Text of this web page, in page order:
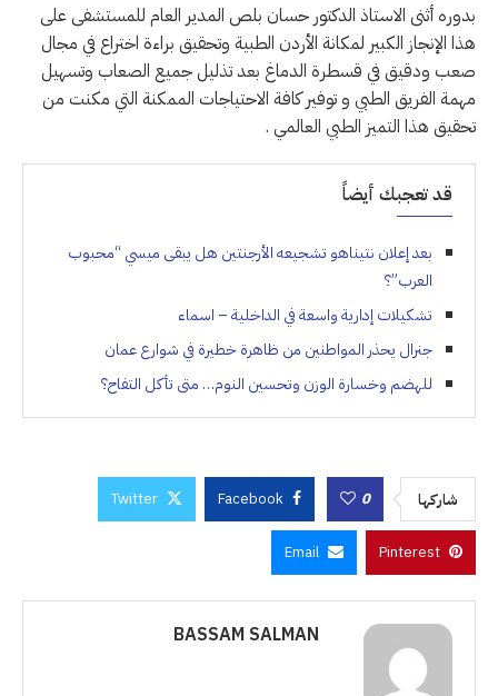
بدوره أثنى الاستاذ الدكتور حسان بلص المدير العام للمستشفى على
هذا الإنجاز الكبير لمكانة الأردن الطبية وتحقيق براءة اختراع في مجال
صعب ودقيق في قسطرة الدماغ بعد تذليل جميع الصعاب وتسهيل
مهمة الفريق الطبي و توفير كافة الاحتياجات الممكنة التي مكنت من
تحقيق هذا التميز الطبي العالمي .
قد تعجبك أيضاً
بعد إعلان نتيناهو تشجيعه الأرجنتين هل يبقى ميسي “محبوب
العرب”؟
تشكيلات إدارية واسعة في الداخلية – اسماء
جنرال يحذر المواطنين من ظاهرة خطيرة في شوارع عمان
للهضم وخسارة الوزن وتحسين النوم… متى تأكل التفاح؟
شاركها 0
Facebook
Twitter
Pinterest
Email
BASSAM SALMAN